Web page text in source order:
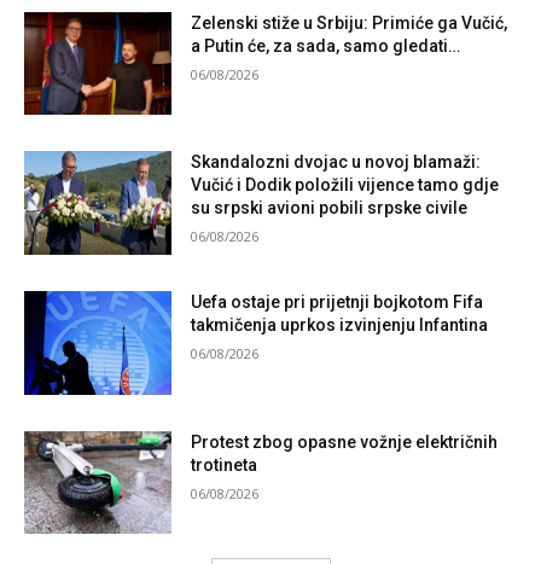
Zelenski stiže u Srbiju: Primiće ga Vučić,
a Putin će, za sada, samo gledati…
06/08/2026
Skandalozni dvojac u novoj blamaži:
Vučić i Dodik položili vijence tamo gdje
su srpski avioni pobili srpske civile
06/08/2026
Uefa ostaje pri prijetnji bojkotom Fifa
takmičenja uprkos izvinjenju Infantina
06/08/2026
Protest zbog opasne vožnje električnih
trotineta
06/08/2026